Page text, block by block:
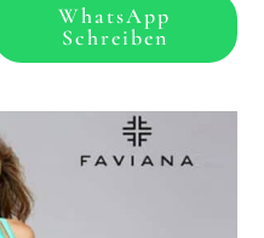
WhatsApp
Schreiben